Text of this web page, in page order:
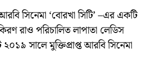
সিনেমা ‘বোরখা সিটি’ –এর একটি
রাও পরিচালিত লাপাতা লেডিস
সালে মুক্তিপ্রাপ্ত আরবি সিনেমা